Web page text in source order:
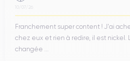
10/07/26
Franchement super content ! J'ai
chez eux et rien à redire, il est nickel.
changée ...